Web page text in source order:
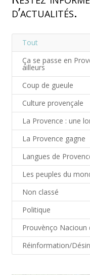
d’actualités.
Tout
Ça se passe en
ailleurs
Coup de gueule
Culture provençale
La Provence : une
La Provence gagne
Langues de
Les peuples du
Non classé
Politique
Prouvènço Nacioun
Réinformation/